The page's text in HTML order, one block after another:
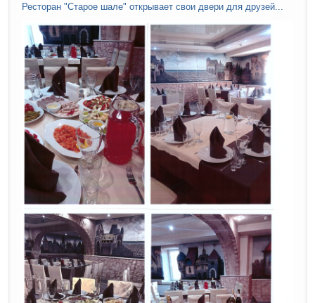
Ресторан "Старое шале" открывает свои двери для друзей...